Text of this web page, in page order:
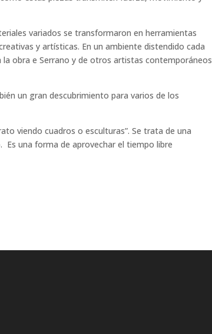
variados se transformaron en herramientas
y artísticas. En un ambiente distendido cada
obra e Serrano y de otros artistas contemporáneos
un gran descubrimiento para varios de los
viendo cuadros o esculturas”. Se trata de una
. Es una forma de aprovechar el tiempo libre